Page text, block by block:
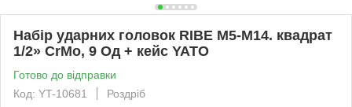
Набір ударних головок RIBE M5-M14. квадрат
1/2» CrMo, 9 Од + кейс YATO
Готово до відправки
Код: YT-10681
Роздріб